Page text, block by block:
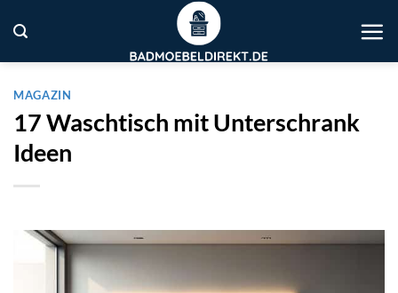
Inhalt
springen
MAGAZIN
17 Waschtisch mit Unterschrank
Ideen